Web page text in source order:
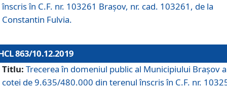
înscris în C.F. nr. 103261 Brașov, nr. cad. 103261, de la
Constantin Fulvia.
863/10.12.2019
Titlu: Trecerea în domeniul public al Municipiului Braşov a
cotei de 9.635/480.000 din terenul înscris în C.F. nr.